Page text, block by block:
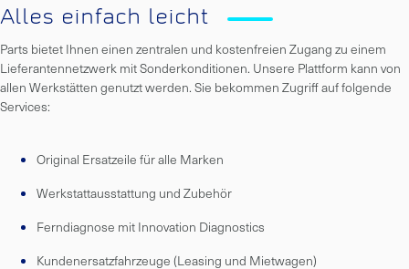
Alles einfach leicht
Parts bietet Ihnen einen zentralen und kostenfreien Zugang zu einem
Lieferantennetzwerk mit Sonderkonditionen. Unsere Plattform kann von
allen Werkstätten genutzt werden. Sie bekommen Zugriff auf folgende
Services:
Original Ersatzeile für alle Marken
Werkstattausstattung und Zubehör
Ferndiagnose mit Innovation Diagnostics
Kundenersatzfahrzeuge (Leasing und Mietwagen)